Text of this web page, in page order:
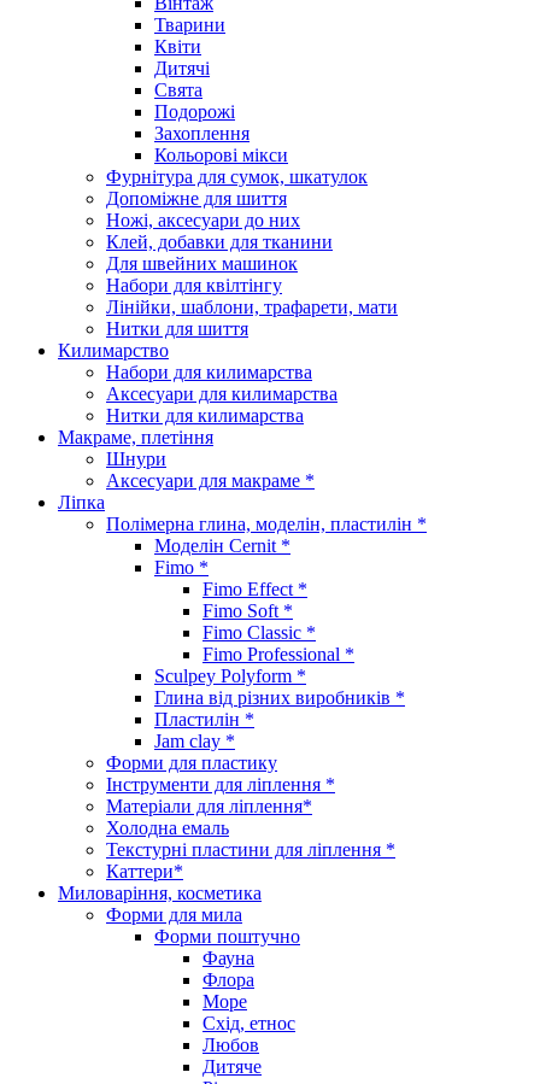
Тварини
Квіти
Дитячі
Свята
Подорожі
Захоплення
Кольорові мікси
Фурнітура для сумок, шкатулок
Допоміжне для шиття
Ножі, аксесуари до них
Клей, добавки для тканини
Для швейних машинок
Набори для квілтінгу
Лінійки, шаблони, трафарети, мати
Нитки для шиття
Килимарство
Набори для килимарства
Аксесуари для килимарства
Нитки для килимарства
Макраме, плетіння
Шнури
Аксесуари для макраме *
Ліпка
Полімерна глина, моделін, пластилін *
Моделін Cernit *
Fimo *
Fimo Effect *
Fimo Soft *
Fimo Classic *
Fimo Professional *
Sculpey Polyform *
Глина від різних виробників *
Пластилін *
Jam clay *
Форми для пластику
Інструменти для ліплення *
Матеріали для ліплення*
Холодна емаль
Текстурні пластини для ліплення *
Каттери*
Миловаріння, косметика
Форми для мила
Форми поштучно
Фауна
Флора
Море
Схід, етнос
Любов
Дитяче